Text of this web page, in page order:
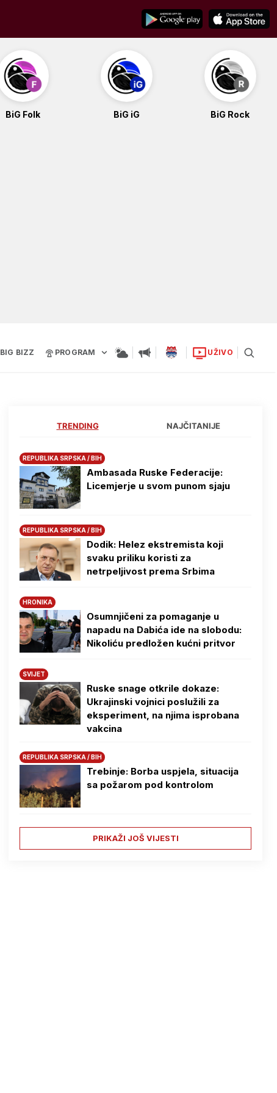
BiG Folk BiG iG BiG Rock
BIG BIZZ PROGRAM UŽIVO
TRENDING NAJČITANIJE
REPUBLIKA SRPSKA / BIH
Ambasada Ruske Federacije:
Licemjerje u svom punom sjaju
REPUBLIKA SRPSKA / BIH
Dodik: Helez ekstremista koji
svaku priliku koristi za
netrpeljivost prema Srbima
HRONIKA
Osumnjičeni za pomaganje u
napadu na Dabića ide na slobodu:
Nikoliću predložen kućni pritvor
SVIJET
Ruske snage otkrile dokaze:
Ukrajinski vojnici poslužili za
eksperiment, na njima isprobana
vakcina
REPUBLIKA SRPSKA / BIH
Trebinje: Borba uspjela, situacija
sa požarom pod kontrolom
PRIKAŽI JOŠ VIJESTI